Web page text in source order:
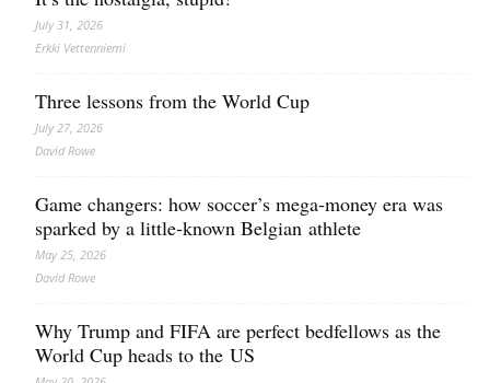
July 31, 2026
Erkki Vetten­­niemi
Three lessons from the World Cup
July 27, 2026
David Rowe
Game changers: how soccer’s mega‑money era was
sparked by a little‑known Belgian athlete
May 25, 2026
David Rowe
Why Trump and FIFA are perfect bedfellows as the
World Cup heads to the US